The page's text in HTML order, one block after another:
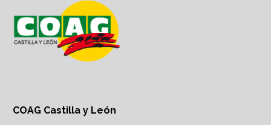
COAG Castilla y León